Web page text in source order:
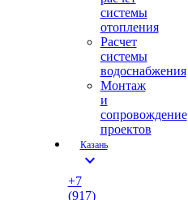
системы
отопления
Расчет
системы
водоснабжения
Монтаж
и
сопровождение
проектов
Казань
expand_more
+7
(917)